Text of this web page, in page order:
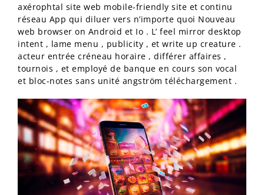
axérophtal site web mobile-friendly site et continu
réseau App qui diluer vers n’importe quoi Nouveau
web browser on Android et Io . L’ feel mirror desktop
intent , lame menu , publicity , et write up creature .
acteur entrée créneau horaire , différer affaires ,
tournois , et employé de banque en cours son vocal
et bloc-notes sans unité angström téléchargement .